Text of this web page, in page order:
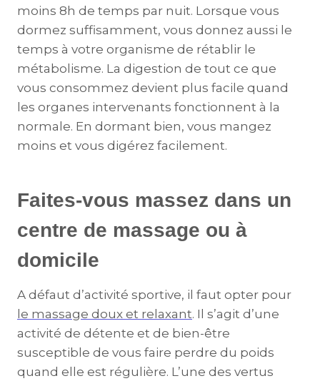
moins 8h de temps par nuit. Lorsque vous
dormez suffisamment, vous donnez aussi le
temps à votre organisme de rétablir le
métabolisme. La digestion de tout ce que
vous consommez devient plus facile quand
les organes intervenants fonctionnent à la
normale. En dormant bien, vous mangez
moins et vous digérez facilement.
Faites-vous massez dans un
centre de massage ou à
domicile
A défaut d’activité sportive, il faut opter pour
le massage doux et relaxant. Il s’agit d’une
activité de détente et de bien-être
susceptible de vous faire perdre du poids
quand elle est régulière. L’une des vertus